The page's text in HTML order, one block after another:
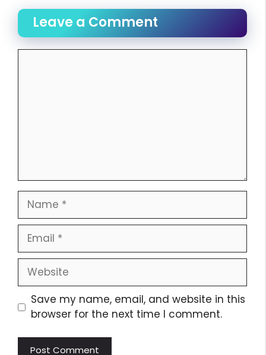
Leave a Comment
Save my name, email, and website in this
browser for the next time I comment.